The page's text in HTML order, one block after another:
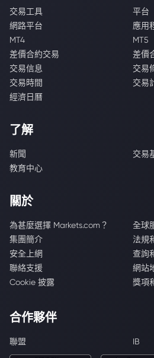
交易工具
平台
網路平台
應用
MT4
MT5
差價合約交易
差價
交易信息
交易
交易時間
交易
經濟日曆
了解
新聞
交易
教育中心
關於
為甚麼選擇 Markets.com？
全球
集團簡介
法規
安全上網
查詢
聯絡支援
網站
Cookie 披露
獎項
合作夥伴
聯盟 IB